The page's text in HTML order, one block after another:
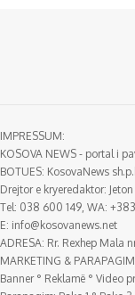
IMPRESSUM:
KOSOVA NEWS - portal i
BOTUES: KosovaNews
Drejtor e kryeredaktor:
Tel: 038 600 149, WA:
E: info@kosovanews.net
ADRESA: Rr. Rexhep Mala
MARKETING &
Banner ° Reklamë ° Video